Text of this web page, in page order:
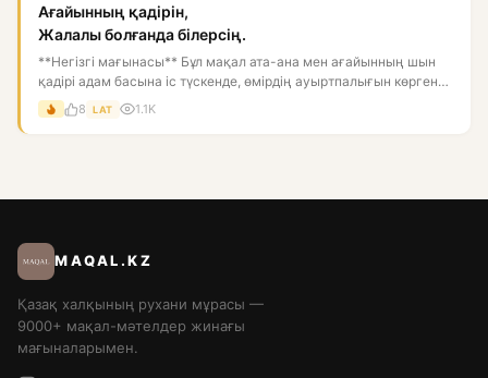
Ағайынның қадірін,
Жалалы болғанда білерсің.
**Негізгі мағынасы** Бұл мақал ата-ана мен ағайынның шын
қадірі адам басына іс түскенде, өмірдің ауыртпалығын көргенде
а...
8 LAT 1.1K
MAQAL.KZ
Қазақ халқының рухани мұрасы —
9000+ мақал-мәтелдер жинағы
мағыналарымен.